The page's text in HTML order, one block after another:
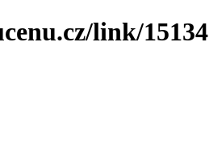
link/15134